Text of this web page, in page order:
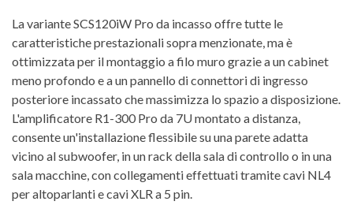
La variante SCS120iW Pro da incasso offre tutte le
caratteristiche prestazionali sopra menzionate, ma è
ottimizzata per il montaggio a filo muro grazie a un cabinet
meno profondo e a un pannello di connettori di ingresso
posteriore incassato che massimizza lo spazio a disposizione.
L'amplificatore R1-300 Pro da 7U montato a distanza,
consente un'installazione flessibile su una parete adatta
vicino al subwoofer, in un rack della sala di controllo o in una
sala macchine, con collegamenti effettuati tramite cavi NL4
per altoparlanti e cavi XLR a 5 pin.